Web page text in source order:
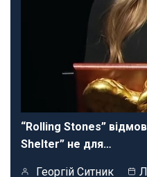
“Rolling Stones”
Shelter” не для…
Георгій Ситник